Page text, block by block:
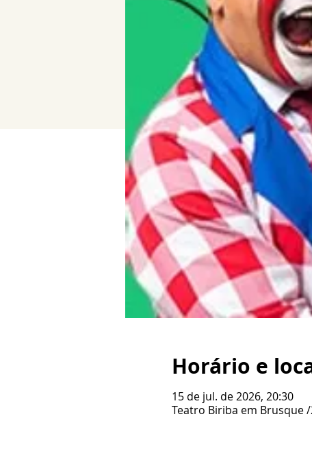
Horário e
15 de jul. de 2026, 20:30
Teatro Biriba em Brusque /